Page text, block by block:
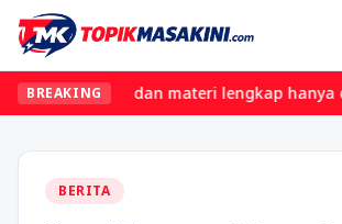
BREAKING
seru dan materi lengkap hanya di
BERITA